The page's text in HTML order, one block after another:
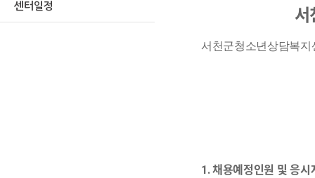
센터일정
서천군청소년상담복지
1.채용예정인원 및 응시